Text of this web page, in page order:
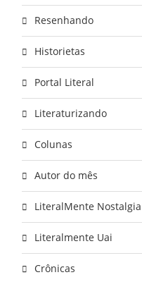
Resenhando
Historietas
Portal Literal
Literaturizando
Colunas
Autor do mês
LiteralMente Nostalgia
Literalmente Uai
Crônicas